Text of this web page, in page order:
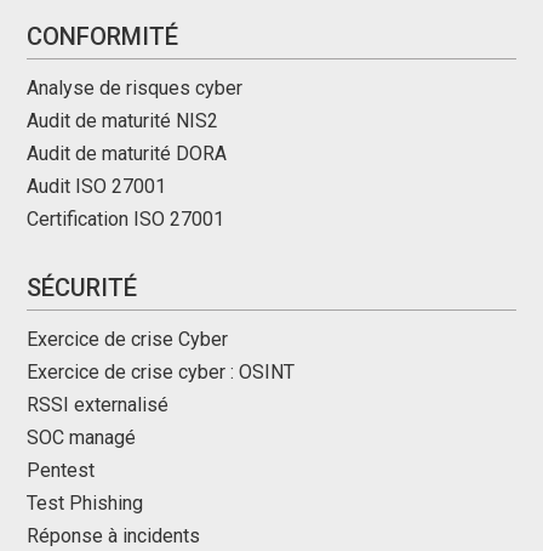
CONFORMITÉ
Analyse de risques cyber
Audit de maturité NIS2
Audit de maturité DORA
Audit ISO 27001
Certification ISO 27001
SÉCURITÉ
Exercice de crise Cyber
Exercice de crise cyber : OSINT
RSSI externalisé
SOC managé
Pentest
Test Phishing
Réponse à incidents